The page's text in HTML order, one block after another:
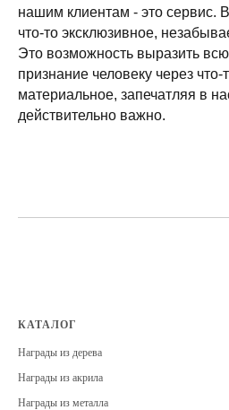
нашим клиентам - это сервис.
что-то эксклюзивное,
Это возможность выразить
признание человеку через что-
материальное, запечатляя в
действительно важно.
КАТАЛОГ
Награды из дерева
Награды из акрила
Награды из металла